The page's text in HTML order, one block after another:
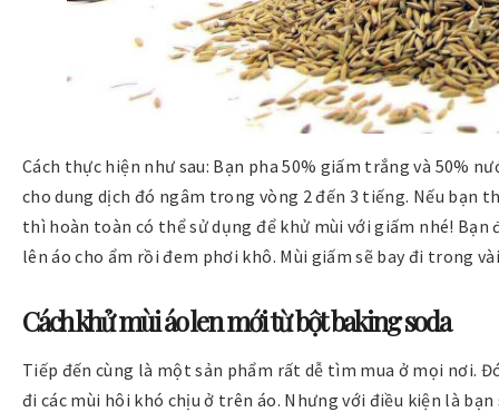
Cách thực hiện như sau: Bạn pha 50% giấm trắng và 50%
cho dung dịch đó ngâm trong vòng 2 đến 3 tiếng. Nếu bạn
thì hoàn toàn có thể sử dụng để khử mùi với giấm nhé!
lên áo cho ẩm rồi đem phơi khô. Mùi giấm sẽ bay đi trong
Cách khử mùi áo len mới từ bột baking soda
Tiếp đến cùng là một sản phẩm rất dễ tìm mua ở mọi nơi.
đi các mùi hôi khó chịu ở trên áo. Nhưng với điều kiện là